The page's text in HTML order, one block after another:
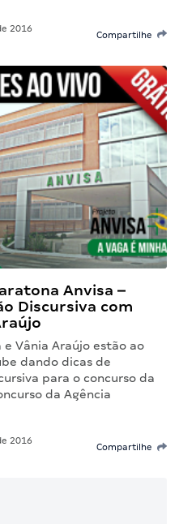
2016
Compartilhe
Anvisa –
Discursiva com
e Vânia Araújo estão ao
dando dicas de
para o concurso da
da Agência
2016
Compartilhe